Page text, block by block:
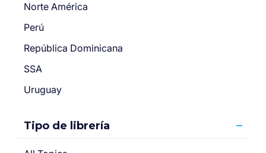
Norte América
Perú
República Dominicana
SSA
Uruguay
Tipo de librería